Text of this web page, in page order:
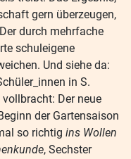
gern überzeugen,
durch mehrfache
schuleigene
Und siehe da:
in S.
Der neue
der Gartensaison
so richtig ins Wollen
, Sechster